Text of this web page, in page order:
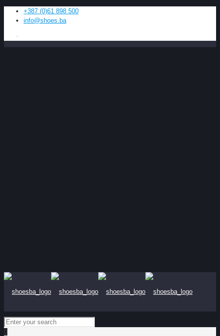
+387 (0)61 898 500
info@shoes.ba
0